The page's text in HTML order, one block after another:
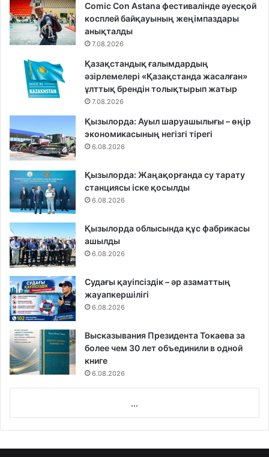
Comic Con Astana фестивалінде әуесқой
косплей байқауының жеңімпаздары
анықталды
7.08.2026
Қазақстандық ғалымдардың
әзірлемелері «Қазақстанда жасалған»
ұлттық брендін толықтырып жатыр
7.08.2026
Қызылорда: Ауыл шаруашылығы – өңір
экономикасының негізгі тірегі
6.08.2026
Қызылорда: Жаңақорғанда су тарату
станциясы іске қосылды
6.08.2026
Қызылорда облысында құс фабрикасы
ашылды
6.08.2026
Судағы қауіпсіздік – әр азаматтың
жауапкершілігі
6.08.2026
Высказывания Президента Токаева за
более чем 30 лет объединили в одной
книге
6.08.2026
...